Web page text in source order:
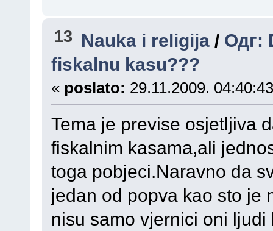
13 Nauka i religija / Одг:
fiskalnu kasu???
« poslato: 29.11.2009.
Tema je previse osjetljiva
fiskalnim kasama,ali
toga pobjeci.Naravno da
jedan od popva kao sto je
nisu samo vjernici oni